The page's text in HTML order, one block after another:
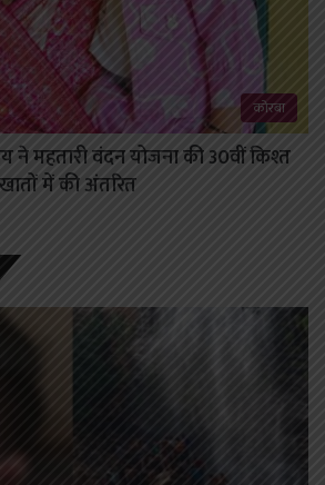
कोरबा
ने महतारी वंदन योजना की 30वीं किश्त
में की अंतरित